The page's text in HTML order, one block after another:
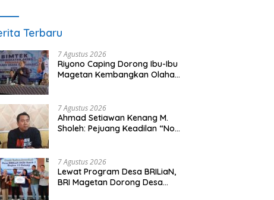
Terbaru
7 Agustus 2026
Riyono Caping Dorong Ibu-Ibu
Magetan Kembangkan Olahan
7 Agustus 2026
Ahmad Setiawan Kenang M.
Sholeh: Pejuang Keadilan “No
7 Agustus 2026
Lewat Program Desa BRILiaN,
BRI Magetan Dorong Desa